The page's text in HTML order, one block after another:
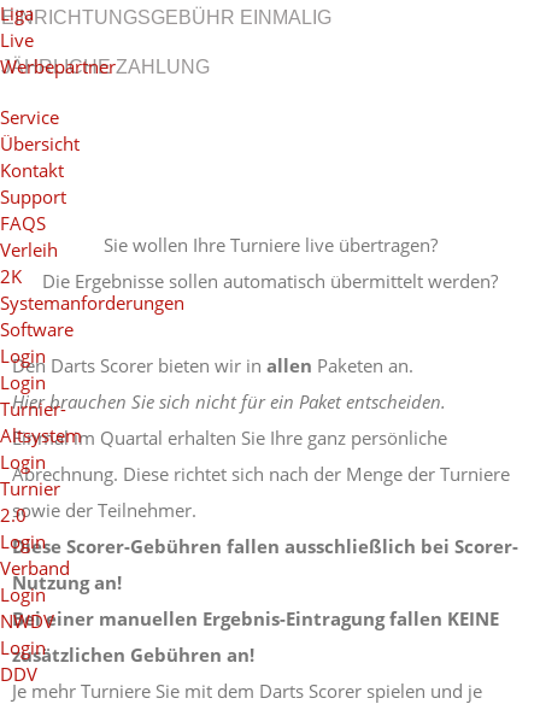
Liga
Live
Werbepartner
Service
Übersicht
Kontakt
Support
FAQS
Verleih
2K
Systemanforderungen
Software
Login
Login
Turnier-
Altsystem
Login
Turnier
2.0
Login
Verband
Login
NWDV
Login
DDV
EINRICHTUNGSGEBÜHR EINMALIG
JÄHRLICHE ZAHLUNG
Sie wollen Ihre Turniere live übertragen?
Die Ergebnisse sollen automatisch übermittelt werden?
Den Darts Scorer bieten wir in allen Paketen an.
Hier brauchen Sie sich nicht für ein Paket entscheiden.
Einmal im Quartal erhalten Sie Ihre ganz persönliche
Abrechnung. Diese richtet sich nach der Menge der Turniere
sowie der Teilnehmer.
Diese Scorer-Gebühren fallen ausschließlich bei Scorer-
Nutzung an!
Bei einer manuellen Ergebnis-Eintragung fallen KEINE
zusätzlichen Gebühren an!
Je mehr Turniere Sie mit dem Darts Scorer spielen und je